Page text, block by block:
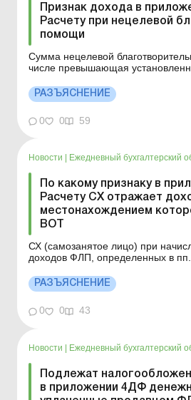
Признак дохода в
Расчету при нецелевой
помощи
Сумма нецелевой
числе превышающая
признаку дохода «169».
по теме: Благотворительная помощь товарами и
продукцией собственного
Н...
РАЗЪЯСНЕНИЕ
0 0 59
Новости Ежедневный бухгалтерский
По какому признаку в
Расчету СХ отражает
местонахождением
ВОТ
СХ (самозанятое лицо) при
доходов ФЛП, определенных в
приложении 4ДФ к Расчету по
Детальнее см. ниже. Больше по теме:
покупает земельные участки у
РАЗЪЯСНЕНИЕ
0 0 43
Новости | Ежедневный бухгалтерский
Подлежат
в приложении 4ДФ